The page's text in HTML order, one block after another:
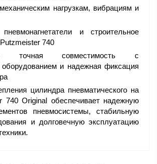
нагрузкам, вибрациям и
пневмонагнетатели и строительное
740
точная совместимость с
и надежная фиксация
цилиндра пневматического на
740 Original обеспечивает надежную
пневмосистемы, стабильную
и долговечную эксплуатацию